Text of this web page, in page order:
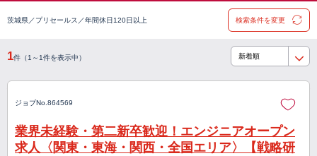
茨城県／プリセールス／年間休日120日以上 検索条件を変更
1件（1～1件を表示中）
ジョブNo.864569
業界未経験・第二新卒歓迎！エンジニアオープン
求人〈関東・東海・関西・全国エリア〉【戦略研